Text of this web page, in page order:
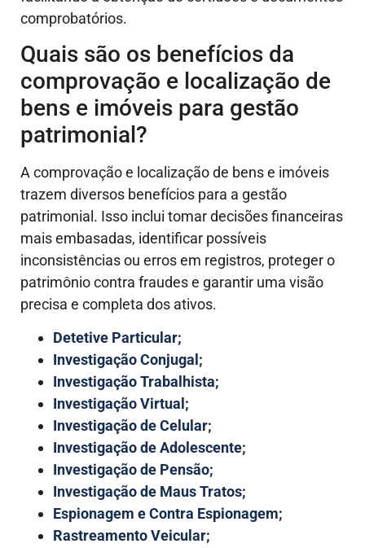
comprobatórios.
Quais são os benefícios da
comprovação e localização de
bens e imóveis para gestão
patrimonial?
A comprovação e localização de bens e imóveis
trazem diversos benefícios para a gestão
patrimonial. Isso inclui tomar decisões financeiras
mais embasadas, identificar possíveis
inconsistências ou erros em registros, proteger o
patrimônio contra fraudes e garantir uma visão
precisa e completa dos ativos.
Detetive Particular;
Investigação Conjugal;
Investigação Trabalhista;
Investigação Virtual;
Investigação de Celular;
Investigação de Adolescente;
Investigação de Pensão;
Investigação de Maus Tratos;
Espionagem e Contra Espionagem;
Rastreamento Veicular;